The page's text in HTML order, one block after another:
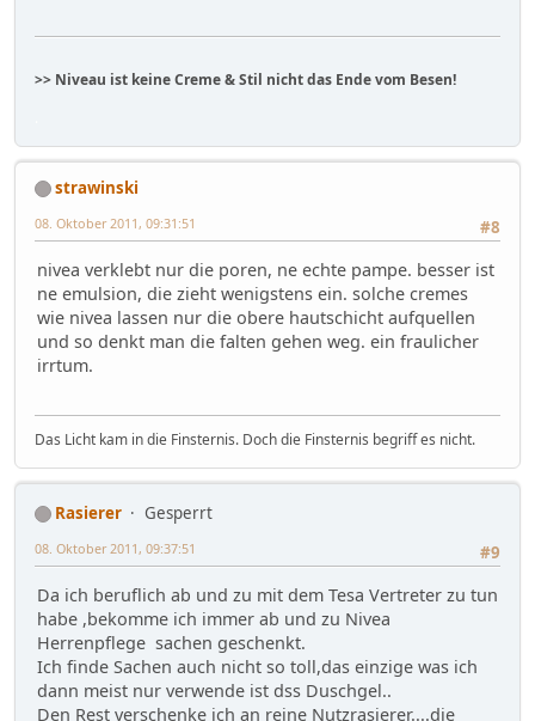
>> Niveau ist keine Creme & Stil nicht das Ende vom Besen!
strawinski
#8
08. Oktober 2011, 09:31:51
nivea verklebt nur die poren, ne echte pampe. besser ist
ne emulsion, die zieht wenigstens ein. solche cremes
wie nivea lassen nur die obere hautschicht aufquellen
und so denkt man die falten gehen weg. ein fraulicher
irrtum.
Das Licht kam in die Finsternis. Doch die Finsternis begriff es nicht.
Rasierer
Gesperrt
#9
08. Oktober 2011, 09:37:51
Da ich beruflich ab und zu mit dem Tesa Vertreter zu tun
habe ,bekomme ich immer ab und zu Nivea
Herrenpflege sachen geschenkt.
Ich finde Sachen auch nicht so toll,das einzige was ich
dann meist nur verwende ist dss Duschgel..
Den Rest verschenke ich an reine Nutzrasierer....die